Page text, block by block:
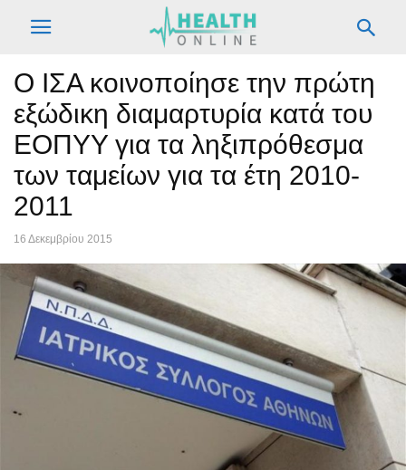
Ο ΙΣΑ κοινοποίησε την πρώτη
εξώδικη διαμαρτυρία κατά του
ΕΟΠΥΥ για τα ληξιπρόθεσμα
των ταμείων για τα έτη 2010-
2011
16 Δεκεμβρίου 2015